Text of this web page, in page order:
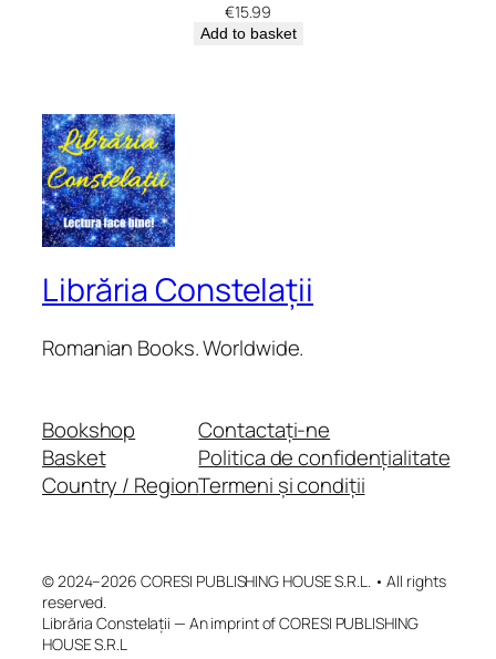
€15.99
Add to basket
Librăria Constelații
Romanian Books. Worldwide.
Bookshop
Basket
Country / Region
Contactați-ne
Politica de confidențialitate
Termeni și condiții
© 2024–2026 CORESI PUBLISHING HOUSE S.R.L. • All rights
reserved.
Librăria Constelații — An imprint of CORESI PUBLISHING
HOUSE S.R.L